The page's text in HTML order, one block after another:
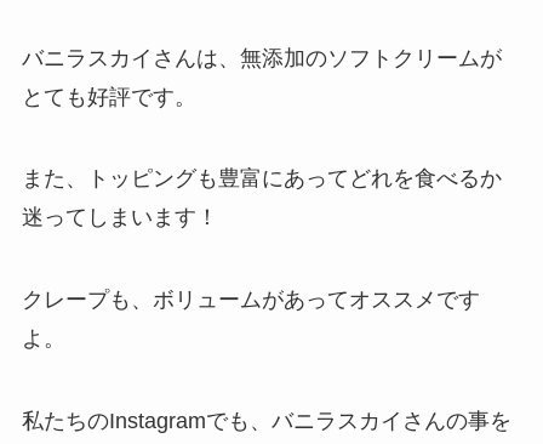
バニラスカイさんは、無添加のソフトクリームが
とても好評です。
また、トッピングも豊富にあってどれを食べるか
迷ってしまいます！
クレープも、ボリュームがあってオススメです
よ。
私たちのInstagramでも、バニラスカイさんの事を